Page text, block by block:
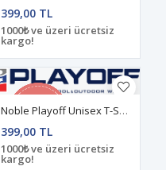
399,00 TL
1000₺ ve üzeri ücretsiz
kargo!
Noble Playoff Unisex T-Shirt Antrasit
399,00 TL
1000₺ ve üzeri ücretsiz
kargo!